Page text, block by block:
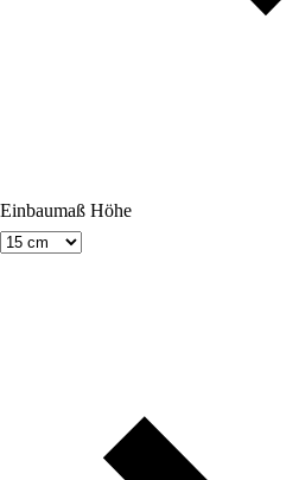
Einbaumaß Höhe